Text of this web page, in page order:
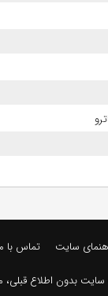
سایت تماس با
سایت بدون اطلاع قبلی،